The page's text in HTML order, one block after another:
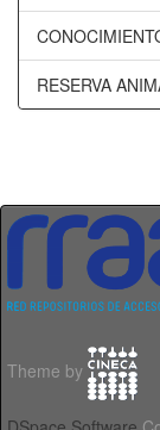
RESERVA
Theme by